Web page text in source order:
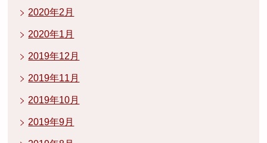
2020年2月
2020年1月
2019年12月
2019年11月
2019年10月
2019年9月